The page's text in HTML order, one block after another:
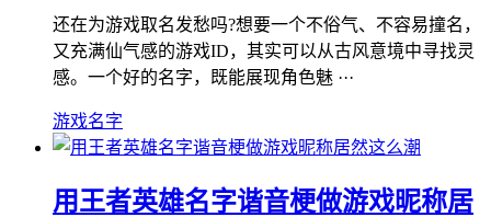
还在为游戏取名发愁吗?想要一个不俗气、不容易撞名，
又充满仙气感的游戏ID，其实可以从古风意境中寻找灵
感。一个好的名字，既能展现角色魅 ···
游戏名字
用王者英雄名字谐音梗做游戏昵称居